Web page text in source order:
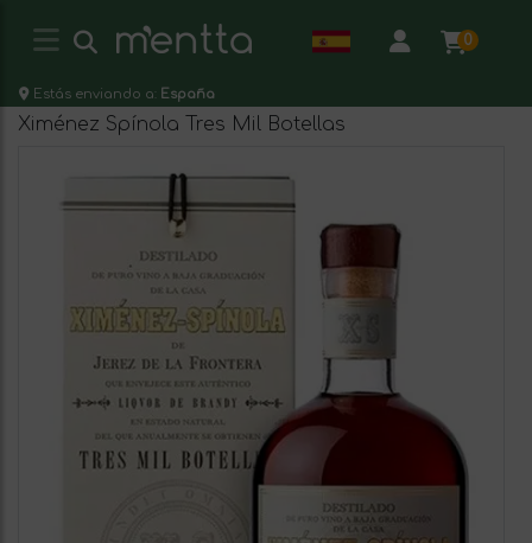
0
Estás enviando a: España
Ximénez Spínola Tres Mil Botellas